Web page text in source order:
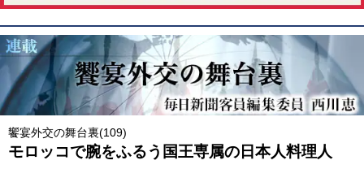
饗宴外交の舞台裏(109)
モロッコで腕をふるう国王専属の日本人料理人